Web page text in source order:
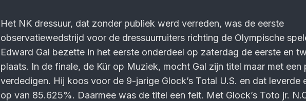
Het NK dressuur, dat zonder publiek werd verreden, was de eerste
observatiewedstrijd voor de dressuurruiters richting de Olympische
Edward Gal bezette in het eerste onderdeel op zaterdag de eerste en
plaats. In de finale, de Kür op Muziek, mocht Gal zijn titel maar met een
verdedigen. Hij koos voor de 9-jarige Glock’s Total U.S. en dat leverde
op van 85.625%. Daarmee was de titel een feit. Met Glock’s Toto jr.